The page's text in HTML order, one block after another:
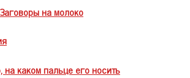
на молоко
каком пальце его носить